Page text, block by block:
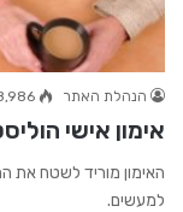
הנהלת האתר
אימון אישי
האימון מוריד לשטח את
למעשים.